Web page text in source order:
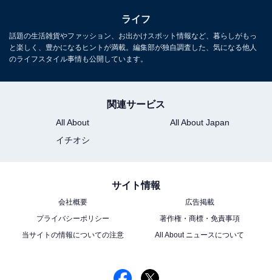
は施設に直結。雨が降っても濡れずに全ての建物へアク
セスできます。
世界初！ ラグジュアリーホテル・アマンの姉妹ブランド
次ページ
デートにおすすめの「インドアス
ポット14選」を見る
ライフ
話題の生活雑貨やファッション、お出かけスポット情報など、暮らしがもっ
と楽しく、豊かになるヒントが満載。編集部が独自調査した、気になる他人
のライフスタイル事情も公開しています。
関連サービス
All About
All About Japan
イチオシ
サイト情報
会社概要
広告掲載
プライバシーポリシー
著作権・商標・免責事項
当サイトの情報についての注意
All About ニュースについて